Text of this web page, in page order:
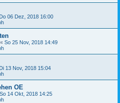
Do 06 Dez, 2018 16:00
So 25 Nov, 2018 14:49
Di 13 Nov, 2018 15:04
OE
So 14 Okt, 2018 14:25